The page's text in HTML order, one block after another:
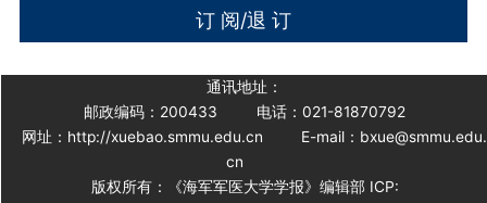
通讯地址：
邮政编码：200433
电话：021-81870792
网址：http://xuebao.smmu.edu.cn
E-mail：bxue@smmu.edu.
cn
版权所有：《海军军医大学学报》编辑部 ICP: